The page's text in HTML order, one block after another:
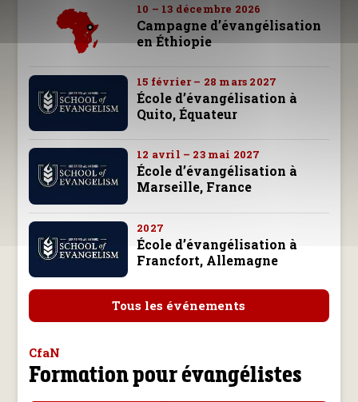
10 – 13 décembre 2026
Campagne d’évangélisation
en Éthiopie
15 février – 28 mars 2027
École d’évangélisation à
Quito, Équateur
12 avril – 23 mai 2027
École d’évangélisation à
Marseille, France
2027
École d’évangélisation à
Francfort, Allemagne
Tous les événements
CfaN
Formation pour évangélistes